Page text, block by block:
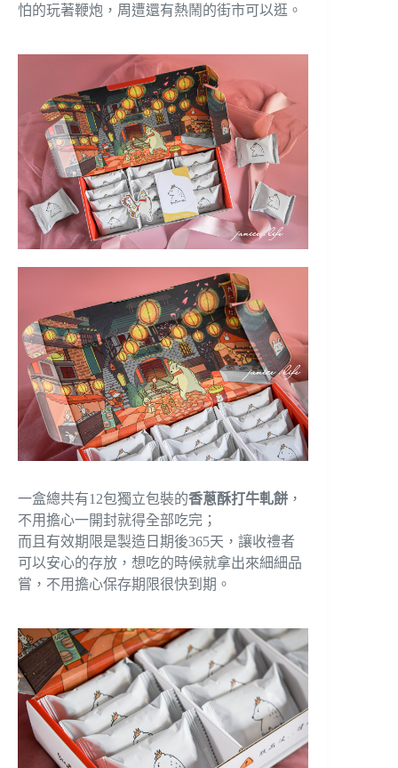
怕的玩著鞭炮，周遭還有熱鬧的街市可以逛。
一盒總共有12包獨立包裝的香蔥酥打牛軋餅 ，
不用擔心一開封就得全部吃完；
而且有效期限是製造日期後365天，讓收禮者
可以安心的存放，想吃的時候就拿出來細細品
嘗，不用擔心保存期限很快到期。